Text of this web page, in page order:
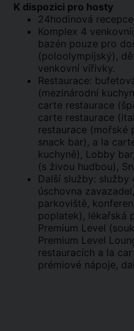
K dispozici pro hosty
24hodinová
Komplex 4
bazén pouze pro
(poloolympijský),
venkovní vířivky.
Restaurace:
(mezinárodní
carte restaurace
carte restaurace
restaurace (mořské
snack bar), a la
kuchyně), Lobby
(s živou hudbou),
Další služby: služby
úschovna
parkoviště,
poplatek), lékařská
Premium Level
Premium Level
restauracích a la
prémiové nápoje,